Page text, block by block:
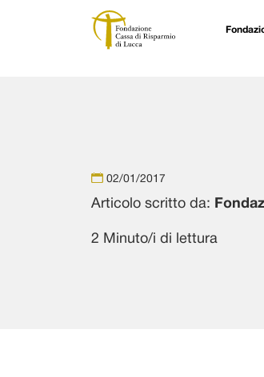
Navigazione principale
02/01/2017
Articolo scritto da:
2 Minuto/i di lettura